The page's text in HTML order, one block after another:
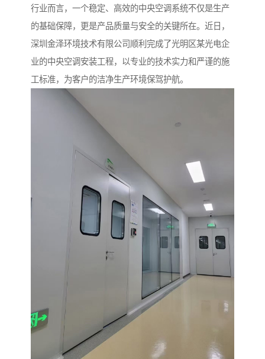
行业而言，一个稳定、高效的中央空调系统不仅是生产
的基础保障，更是产品质量与安全的关键所在。近日，
深圳金泽环境技术有限公司顺利完成了光明区某光电企
业的中央空调安装工程，以专业的技术实力和严谨的施
工标准，为客户的洁净生产环境保驾护航。